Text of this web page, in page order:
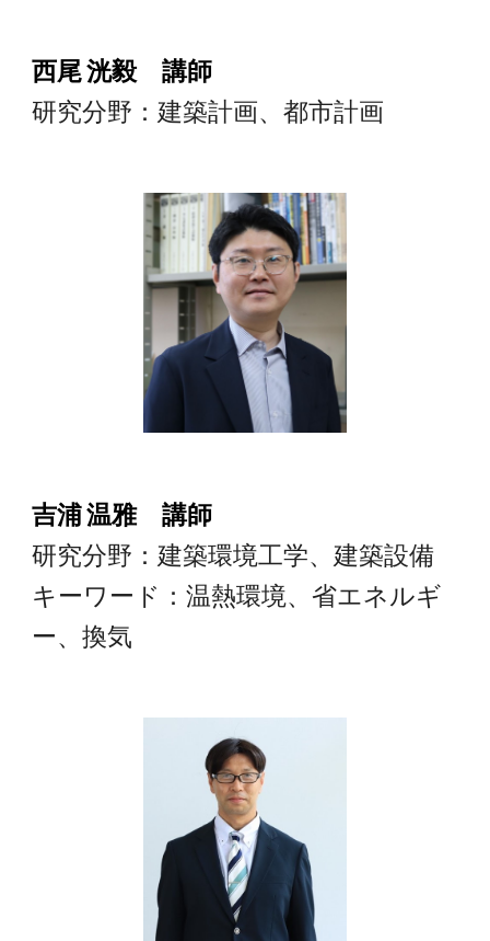
西尾 洸毅 講師
研究分野：建築計画、都市計画
吉浦 温雅講師
研究分野：建築環境工学、建築設備
キーワード：温熱環境、省エネルギ
ー、換気